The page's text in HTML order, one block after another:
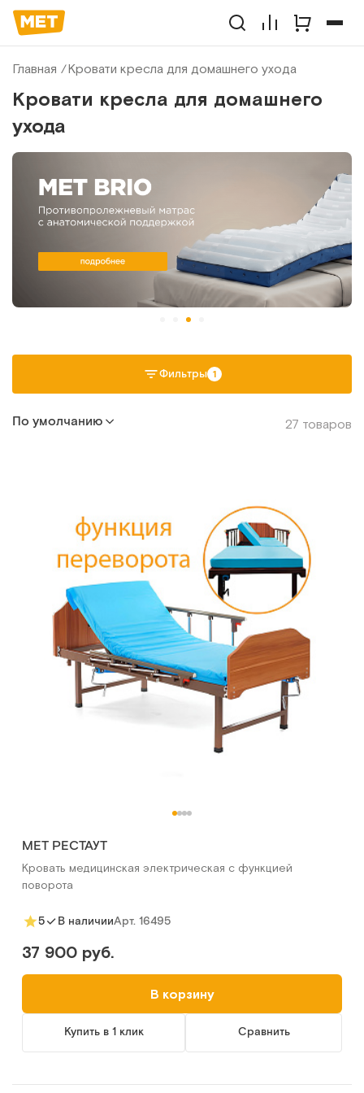
Главная Кровати кресла для домашнего ухода
Кровати кресла для домашнего
ухода
Фильтры 1
По умолчанию 27 товаров
MET РЕСТАУТ
Кровать медицинская электрическая с функцией
поворота
5 В наличииАрт. 16495
37 900 руб.
В корзину
Купить в 1 клик Сравнить